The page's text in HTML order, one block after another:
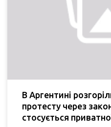
В Аргентині
протесту через
стосується